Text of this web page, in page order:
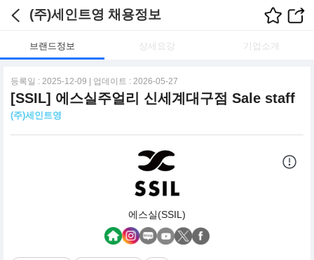
(주)세인트영 채용정보
브랜드정보 상세요강 기업소개
등록일 : 2025-12-09 | 업데이트 : 2026-05-27
[SSIL] 에스실주얼리 신세계대구점 Sale staff
(주)세인트영
에스실(SSIL)